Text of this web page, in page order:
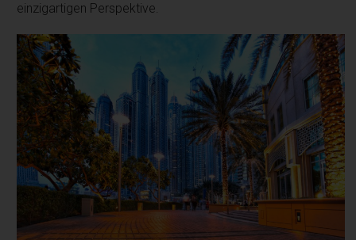
einzigartigen Perspektive.